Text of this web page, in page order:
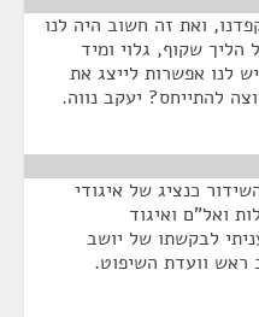
ואת זה חשוב היה לנו
שקוף, גלוי ומיד
לנו אפשרות לייצג את
להתייחס? יעקב נווה.
כנציג של איגודי
ואל"ם ואיגוד
לבקשתו של יושב
ראש וועדת השיפוט.